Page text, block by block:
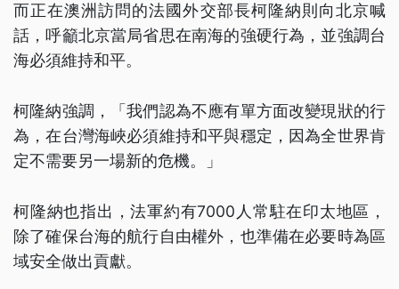
而正在澳洲訪問的法國外交部長柯隆納則向北京喊
話，呼籲北京當局省思在南海的強硬行為，並強調台
海必須維持和平。
柯隆納強調，「我們認為不應有單方面改變現狀的行
為，在台灣海峽必須維持和平與穩定，因為全世界肯
定不需要另一場新的危機。」
柯隆納也指出，法軍約有7000人常駐在印太地區，
除了確保台海的航行自由權外，也準備在必要時為區
域安全做出貢獻。